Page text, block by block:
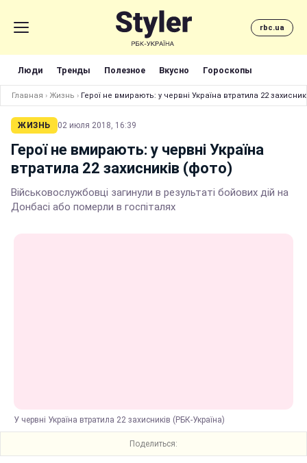
rbc.ua
Люди Тренды Полезное Вкусно Гороскопы
Главная › Жизнь › Герої не вмирають: у червні Україна втратила 22
ЖИЗНЬ 02 июля 2018, 16:39
Герої не вмирають: у червні Україна
втратила 22 захисників (фото)
Військовослужбовці загинули в результаті бойових дій на
Донбасі або померли в госпіталях
У червні Україна втратила 22 захисників (РБК-Україна)
Поделиться: